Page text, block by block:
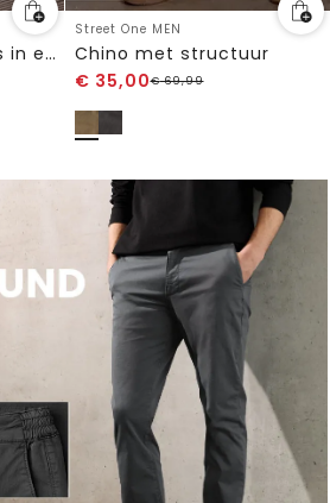
Straight Legs chino's in een lichtgewicht stof
Street One MEN
Chino met structuur
€ 35,00€69,99